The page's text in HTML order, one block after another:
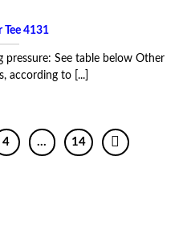
Tee 4131
pressure: See table below Other
according to [...]
4 … 14